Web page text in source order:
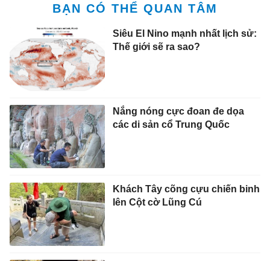
BẠN CÓ THỂ QUAN TÂM
Siêu El Nino mạnh nhất lịch sử:
Thế giới sẽ ra sao?
Nắng nóng cực đoan đe dọa
các di sản cổ Trung Quốc
Khách Tây cõng cựu chiến binh
lên Cột cờ Lũng Cú